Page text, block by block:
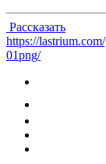
Рассказать
https://
01png/